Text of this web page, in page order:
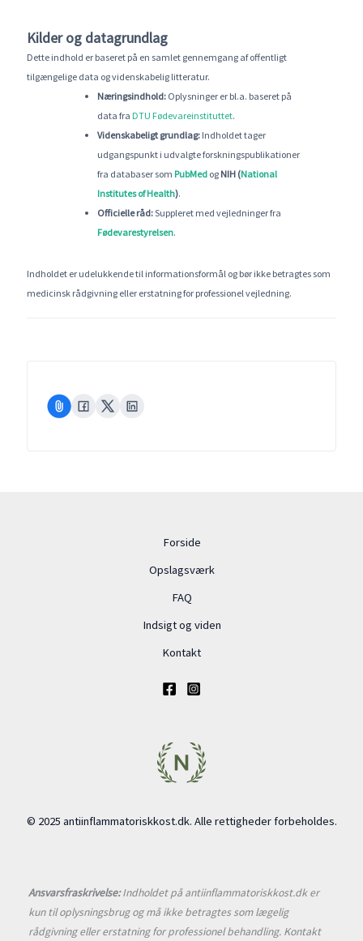
Kilder og datagrundlag
Dette indhold er baseret på en samlet gennemgang af offentligt
tilgængelige data og videnskabelig litteratur.
Næringsindhold:Oplysninger er bl.a. baseret på
data fra DTU Fødevareinstituttet.
Videnskabeligt grundlag:Indholdet tager
udgangspunkt i udvalgte forskningspublikationer
fra databaser som PubMed og NIH (National
Institutes of Health).
Officielle råd:Suppleret med vejledninger fra
Fødevarestyrelsen.
Indholdet er udelukkende til informationsformål og bør ikke betragtes som
medicinsk rådgivning eller erstatning for professionel vejledning.
Forside
Opslagsværk
FAQ
Indsigt og viden
Kontakt
© 2025 antiinflammatoriskkost.dk. Alle rettigheder forbeholdes.
Ansvarsfraskrivelse:Indholdet på antiinflammatoriskkost.dk er
kun til oplysningsbrug og må ikke betragtes som lægelig
rådgivning eller erstatning for professionel behandling. Kontakt